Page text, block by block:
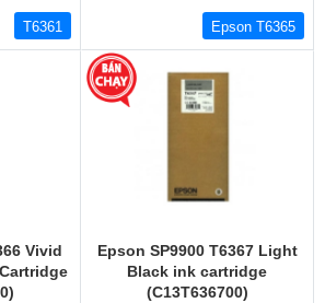
T6361 Epson T6365
Vivid
Epson SP9900 T6367 Light
Black ink cartridge
(C13T636700)